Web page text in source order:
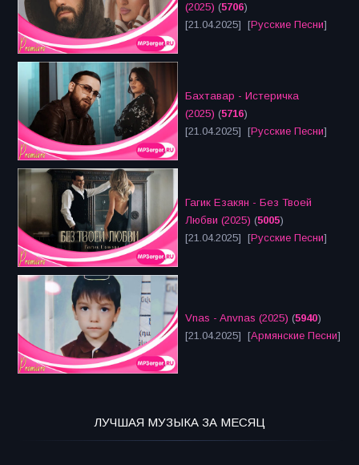
(2025) (5706)
[21.04.2025] [Русские Песни]
Бахтавар - Истеричка
(2025) (5716)
[21.04.2025] [Русские Песни]
Гагик Езакян - Без Твоей
Любви (2025) (5005)
[21.04.2025] [Русские Песни]
Vnas - Anvnas (2025) (5940)
[21.04.2025] [Армянские Песни]
ЛУЧШАЯ МУЗЫКА ЗА МЕСЯЦ